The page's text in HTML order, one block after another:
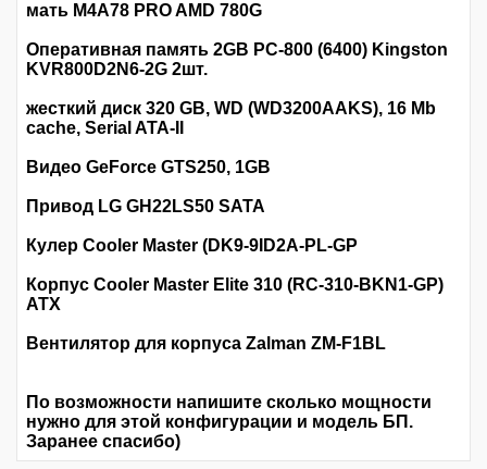
мать M4A78 PRO AMD 780G
Оперативная память 2GB PC-800 (6400) Kingston
KVR800D2N6-2G 2шт.
жесткий диск 320 GB, WD (WD3200AAKS), 16 Mb
cache, Serial ATA-II
Видео GeForce GTS250, 1GB
Привод LG GH22LS50 SATA
Кулер Cooler Master (DK9-9ID2A-PL-GP
Корпус Cooler Master Elite 310 (RC-310-BKN1-GP)
ATX
Вентилятор для корпуса Zalman ZM-F1BL
По возможности напишите сколько мощности
нужно для этой конфигурации и модель БП.
Заранее спасибо)